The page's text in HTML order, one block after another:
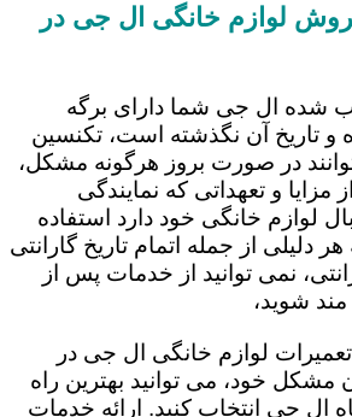
لوازم خانگی ال جی در
شده ال جی شما دارای برگه
و تاریخ آن نگذشته است، تکنسین
در صورت بروز هرگونه مشکل،
مزایا و تعهداتی که نمایندگی
لوازم خانگی خود دارد استفاده
دلیلی از جمله اتمام تاریخ گارانتی
نمی توانید از خدمات پس از
شوید،
لوازم خانگی ال جی در
مشکل خود، می توانید بهترین راه
ال جی انتخاب کنید. ارائه خدمات